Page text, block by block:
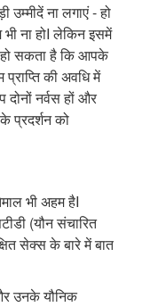
उम्मीदें ना लगाएं - हो
ना होI लेकिन इसमें
हो सकता है कि आपके
की अवधि में
नर्वस हों और
प्रदर्शन को
भी अहम हैI
(यौन संचारित
सेक्स के बारे में बात
उनके यौनिक